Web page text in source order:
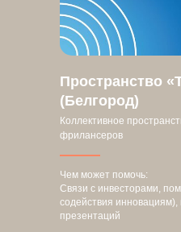
Пространство
(Белгород)
Коллективное
фрилансеров
Чем может помочь:
Связи с инвесторами,
содействия
презентаций